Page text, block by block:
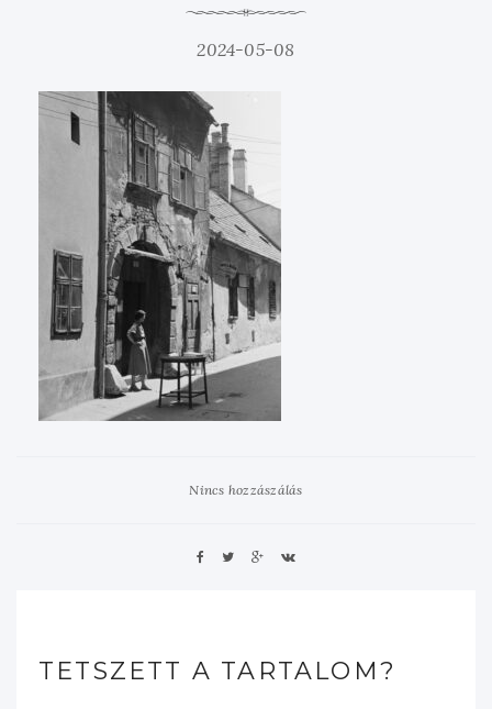
2024-05-08
Nincs hozzászálás
TETSZETT A TARTALOM?